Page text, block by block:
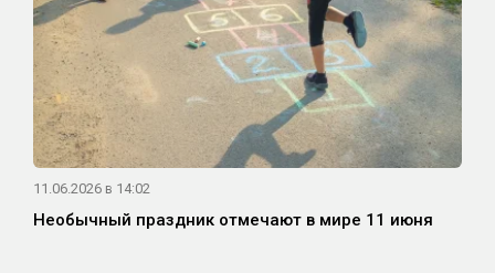
11.06.2026 в 14:02
Необычный праздник отмечают в мире 11 июня